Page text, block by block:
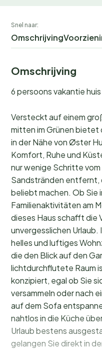
Snel naar:
Omschrijving
Omschrijving
6 persoons vakantie
Versteckt auf einem
mitten im Grünen bietet
in der Nähe von Øster
Komfort, Ruhe und
nur wenige Schritte
Sandstränden entfernt,
beliebt machen. Ob Sie
Familienaktivitäten am
dieses Haus schafft die
unvergesslichen Urlaub.
helles und luftiges
die den Blick auf den
lichtdurchflutete Raum
konzipiert, egal ob Sie
versammeln oder nach
auf dem Sofa
nahtlos in die Küche
Urlaub bestens
gelangen Sie direkt in